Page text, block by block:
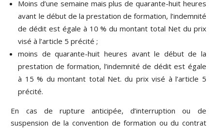
Moins d’une semaine mais plus de quarante-huit heures
avant le début de la prestation de formation, l’indemnité
de dédit est égale à 10 % du montant total Net du prix
visé à l’article 5 précité ;
moins de quarante-huit heures avant le début de la
prestation de formation, l’indemnité de dédit est égale
à 15 % du montant total Net. du prix visé à l’article 5
précité.
En cas de rupture anticipée, d’interruption ou de
suspension de la convention de formation ou du contrat